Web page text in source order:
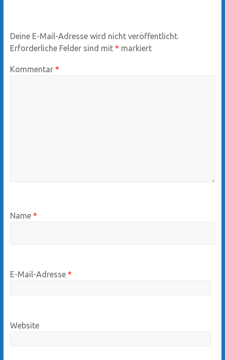
Deine E-Mail-Adresse wird nicht veröffentlicht.
Erforderliche Felder sind mit * markiert
Kommentar *
Name *
E-Mail-Adresse *
Website